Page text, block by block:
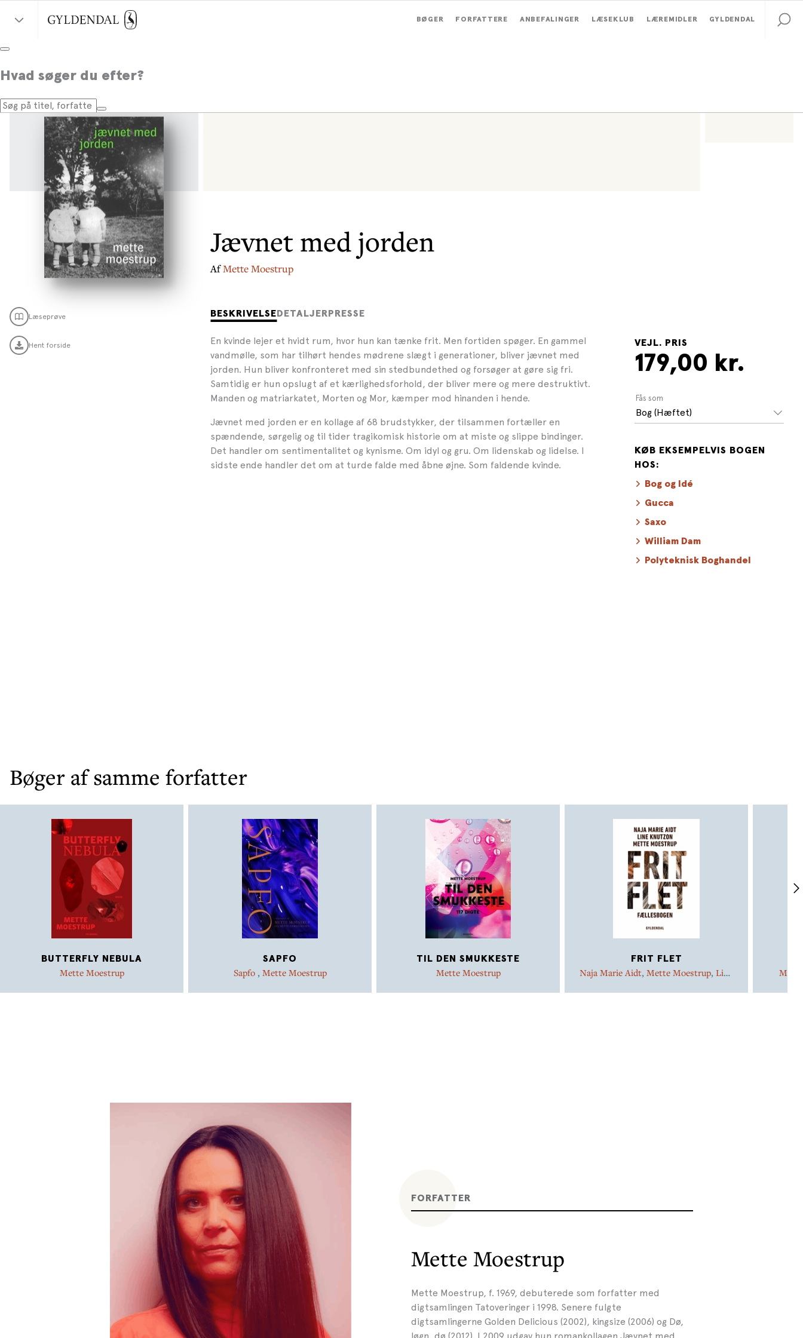
BØGER FORFATTERE ANBEFALINGER LÆSEKLUB LÆREMIDLER GYLDENDAL
Hvad søger du efter?
Jævnet med jorden
AfMette Moestrup
Læseprøve
Hent forside
BESKRIVELSE DETALJER PRESSE
En kvinde lejer et hvidt rum, hvor hun kan tænke frit. Men fortiden spøger. En gammel
vandmølle, som har tilhørt hendes mødrene slægt i generationer, bliver jævnet med
jorden. Hun bliver konfronteret med sin stedbundethed og forsøger at gøre sig fri.
Samtidig er hun opslugt af et kærlighedsforhold, der bliver mere og mere destruktivt.
Manden og matriarkatet, Morten og Mor, kæmper mod hinanden i hende.
Jævnet med jorden er en kollage af 68 brudstykker, der tilsammen fortæller en
spændende, sørgelig og til tider tragikomisk historie om at miste og slippe bindinger.
Det handler om sentimentalitet og kynisme. Om idyl og gru. Om lidenskab og lidelse. I
sidste ende handler det om at turde falde med åbne øjne. Som faldende kvinde.
VEJL. PRIS
179,00 kr.
Fås som
Bog (Hæftet)
KØB EKSEMPELVIS BOGEN
HOS:
Bog og Idé
Gucca
Saxo
William Dam
Polyteknisk Boghandel
Bøger af samme forfatter
BUTTERFLY NEBULA
Mette Moestrup
SAPFO
Sapfo , Mette Moestrup
TIL DEN SMUKKESTE
Mette Moestrup
FRIT FLET
Naja Marie Aidt, Mette Moestrup, Line
FORFATTER
Mette Moestrup
Mette Moestrup, f. 1969, debuterede som forfatter med
digtsamlingen Tatoveringer i 1998. Senere fulgte
digtsamlingerne Golden Delicious (2002), kingsize (2006) og Dø,